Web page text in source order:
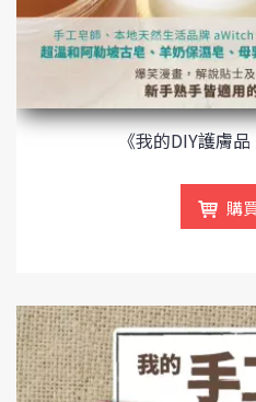
《我的DIY護膚
購